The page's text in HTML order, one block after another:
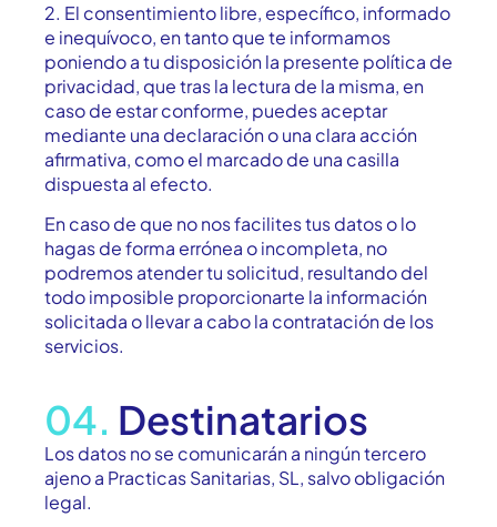
2. El consentimiento libre, específico, informado
e inequívoco, en tanto que te informamos
poniendo a tu disposición la presente política de
privacidad, que tras la lectura de la misma, en
caso de estar conforme, puedes aceptar
mediante una declaración o una clara acción
afirmativa, como el marcado de una casilla
dispuesta al efecto.
En caso de que no nos facilites tus datos o lo
hagas de forma errónea o incompleta, no
podremos atender tu solicitud, resultando del
todo imposible proporcionarte la información
solicitada o llevar a cabo la contratación de los
servicios.
04. Destinatarios
Los datos no se comunicarán a ningún tercero
ajeno a Practicas Sanitarias, SL, salvo obligación
legal.